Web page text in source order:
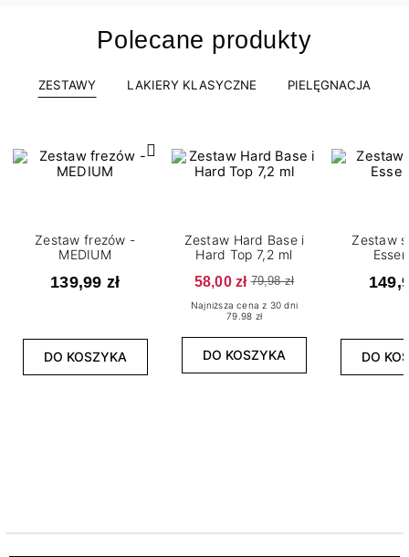
Polecane produkty
ZESTAWY LAKIERY KLASYCZNE PIELĘGNACJA
Zestaw frezów -
MEDIUM
139,99 zł
DO KOSZYKA
Zestaw Hard Base i
Hard Top 7,2 ml
58,00 zł 79,98 zł
Najniższa cena z 30 dni
79.98 zł
DO KOSZYKA
Zestaw
DO